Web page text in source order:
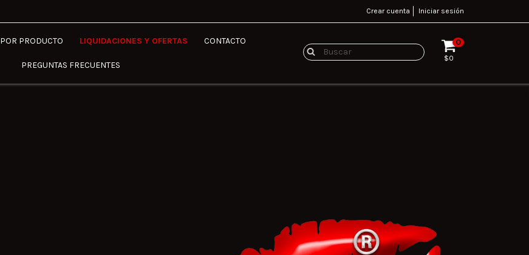
Crear cuenta Iniciar sesión
POR PRODUCTO LIQUIDACIONES Y OFERTAS CONTACTO
PREGUNTAS FRECUENTES
0
$0